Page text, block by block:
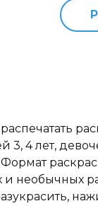
3, 4 лет,
и необычных